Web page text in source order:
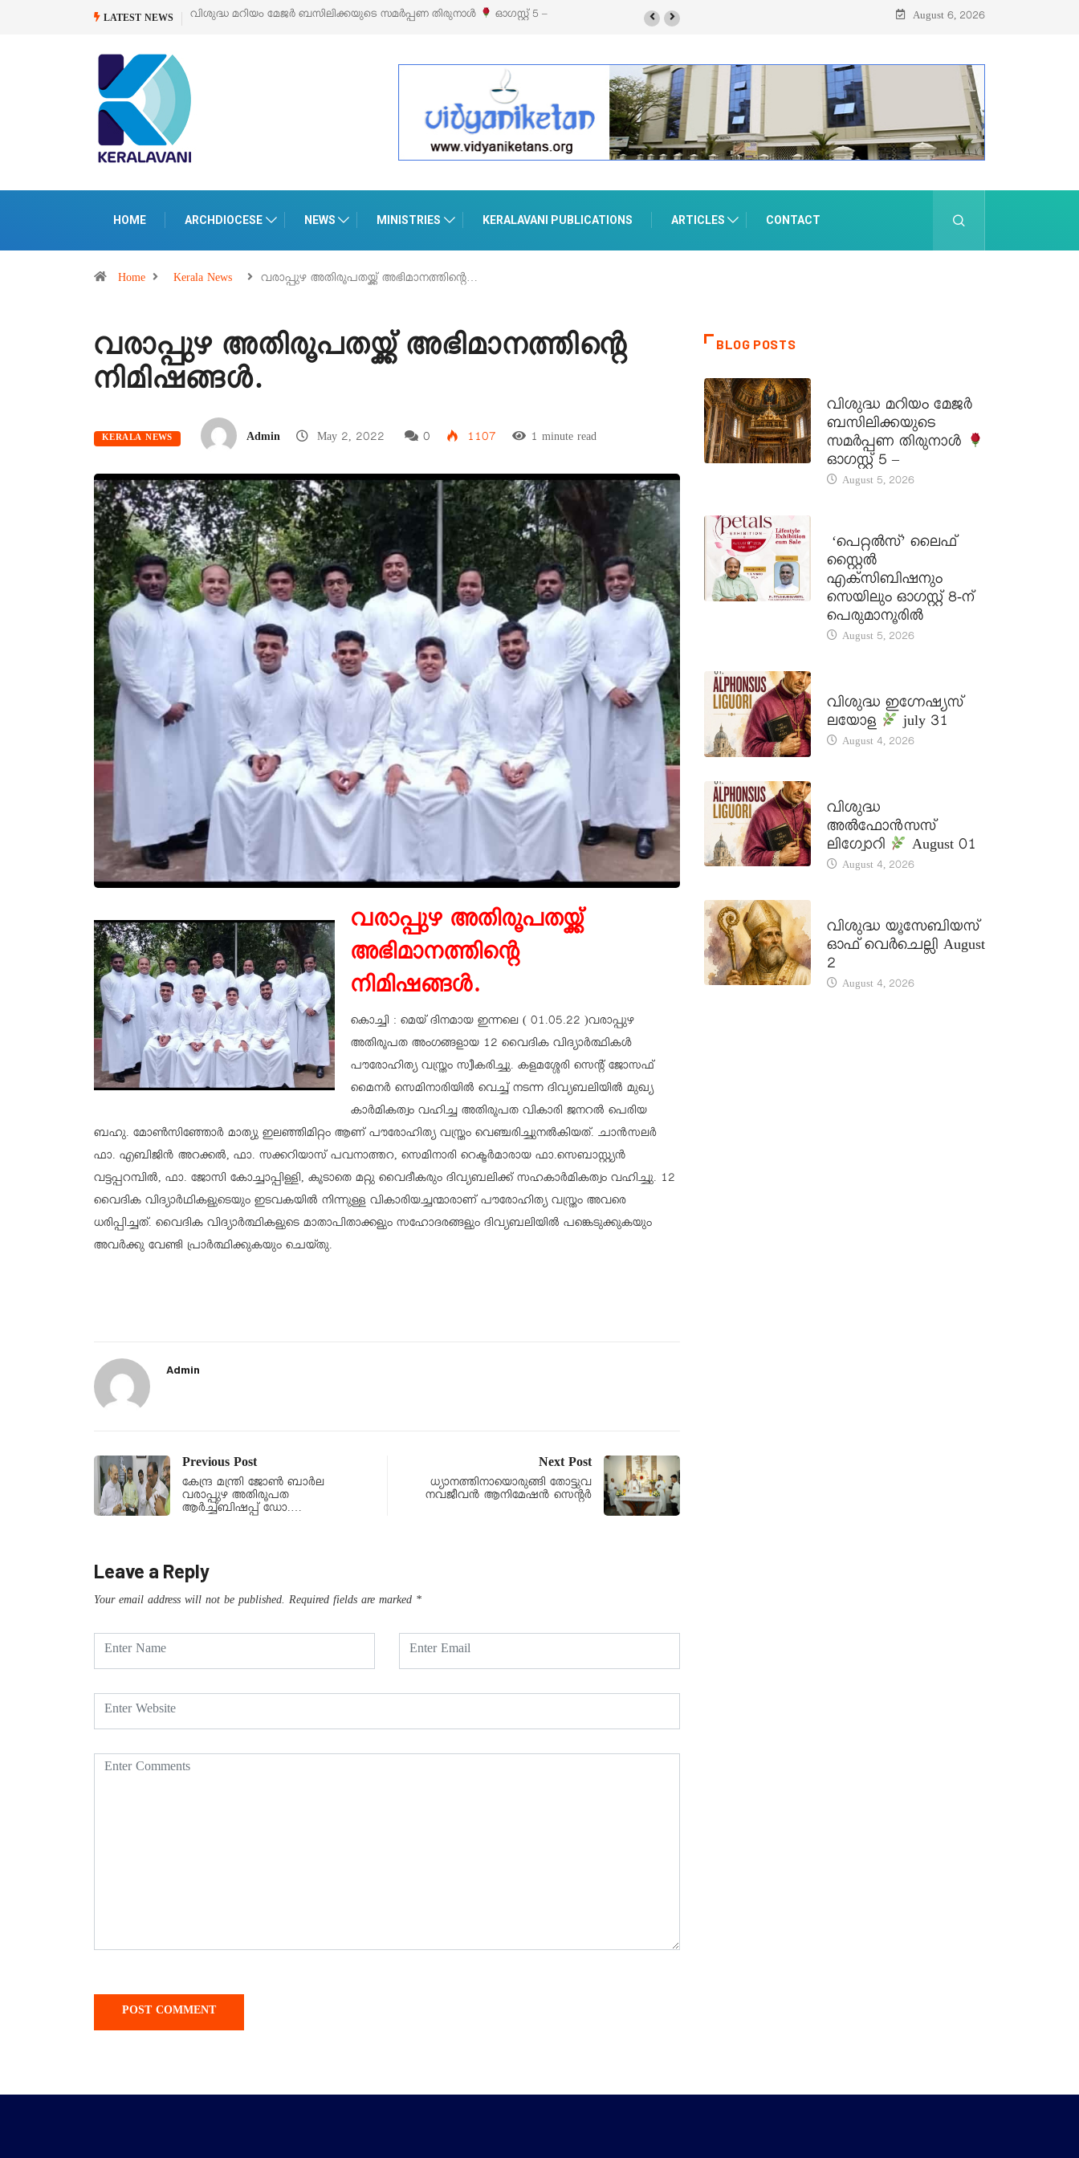
LATEST NEWS
വിശുദ്ധ മറിയം മേജർ ബസിലിക്കയുടെ സമർപ്പണ തിരുനാൾ ഓഗസ്റ്റ് 5 –‘പെറ്റൽസ്’ ലൈഫ് സ്റ്റൈൽ എക്സിബിഷനും സെയിലും ഓഗസ്റ്റ് 8-ന്
August 6, 2026
HOME ARCHDIOCESE NEWS MINISTRIES KERALAVANI PUBLICATIONS ARTICLES CONTACT
Home Kerala News വരാപ്പുഴ അതിരൂപതയ്ക്ക് അഭിമാനത്തിന്റെ…
വരാപ്പുഴ അതിരൂപതയ്ക്ക് അഭിമാനത്തിന്റെ
നിമിഷങ്ങൾ.
KERALA NEWS Admin May 2, 2022 0 1107 1 minute read
വരാപ്പുഴ അതിരൂപതയ്ക്ക്
അഭിമാനത്തിന്റെ
നിമിഷങ്ങൾ.
കൊച്ചി : മെയ് ദിനമായ ഇന്നലെ ( 01.05.22 )വരാപ്പുഴ
അതിരൂപത അംഗങ്ങളായ 12 വൈദിക വിദ്യാർത്ഥികൾ
പൗരോഹിത്യ വസ്ത്രം സ്വീകരിച്ചു. കളമശ്ശേരി സെന്റ് ജോസഫ്
മൈനർ സെമിനാരിയിൽ വെച്ച് നടന്ന ദിവ്യബലിയിൽ മുഖ്യ
കാർമികത്വം വഹിച്ച അതിരൂപത വികാരി ജനറൽ പെരിയ
ബഹു. മോൺസിഞ്ഞോർ മാത്യു ഇലഞ്ഞിമിറ്റം ആണ് പൗരോഹിത്യ വസ്ത്രം വെഞ്ചരിച്ചുനൽകിയത്. ചാൻസലർ
ഫാ. എബിജിൻ അറക്കൽ, ഫാ. സക്കറിയാസ് പവനാത്തറ, സെമിനാരി റെക്ടർമാരായ ഫാ.സെബാസ്റ്റ്യൻ
വട്ടപ്പറമ്പിൽ, ഫാ. ജോസി കോച്ചാപ്പിള്ളി, കൂടാതെ മറ്റു വൈദീകരും ദിവ്യബലിക്ക് സഹകാർമികത്വം വഹിച്ചു. 12
വൈദിക വിദ്യാർഥികളുടെയും ഇടവകയിൽ നിന്നുള്ള വികാരിയച്ചന്മാരാണ്‌ പൗരോഹിത്യ വസ്ത്രം അവരെ
ധരിപ്പിച്ചത്. വൈദിക വിദ്യാർത്ഥികളുടെ മാതാപിതാക്കളും സഹോദരങ്ങളും ദിവ്യബലിയിൽ പങ്കെടുക്കുകയും
അവർക്കു വേണ്ടി പ്രാർത്ഥിക്കുകയും ചെയ്തു.
Admin
Previous Post
കേന്ദ്ര മന്ത്രി ജോൺ ബാർല
വരാപ്പുഴ അതിരൂപത
ആർച്ച്ബിഷപ്പ് ഡോ.…
Next Post
ധ്യാനത്തിനായൊരുങ്ങി തോട്ടുവ
നവജീവൻ ആനിമേഷൻ സെന്റർ
Leave a Reply
Your email address will not be published. Required fields are marked *
BLOG POSTS
വിശുദ്ധ മറിയം മേജർ
ബസിലിക്കയുടെ
സമർപ്പണ തിരുനാൾ
ഓഗസ്റ്റ് 5 –
August 5, 2026
‘പെറ്റൽസ്’ ലൈഫ്
സ്റ്റൈൽ
എക്സിബിഷനും
സെയിലും ഓഗസ്റ്റ് 8-ന്
പെരുമാനൂരിൽ
August 5, 2026
വിശുദ്ധ ഇഗ്നേഷ്യസ്
ലയോള
july 31
August 4, 2026
വിശുദ്ധ
അൽഫോൻസസ്
ലിഗ്വോറി
August 01
August 4, 2026
വിശുദ്ധ യൂസേബിയസ്
ഓഫ് വെർചെല്ലി August
2
August 4, 2026